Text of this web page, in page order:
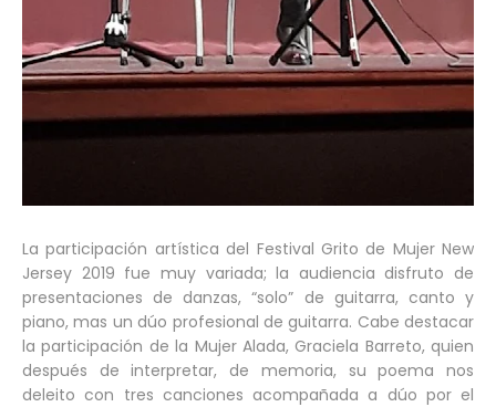
La participación artística del Festival Grito de Mujer New
Jersey 2019 fue muy variada; la audiencia disfruto de
presentaciones de danzas, “solo” de guitarra, canto y
piano, mas un dúo profesional de guitarra. Cabe destacar
la participación de la Mujer Alada, Graciela Barreto, quien
después de interpretar, de memoria, su poema nos
deleito con tres canciones acompañada a dúo por el